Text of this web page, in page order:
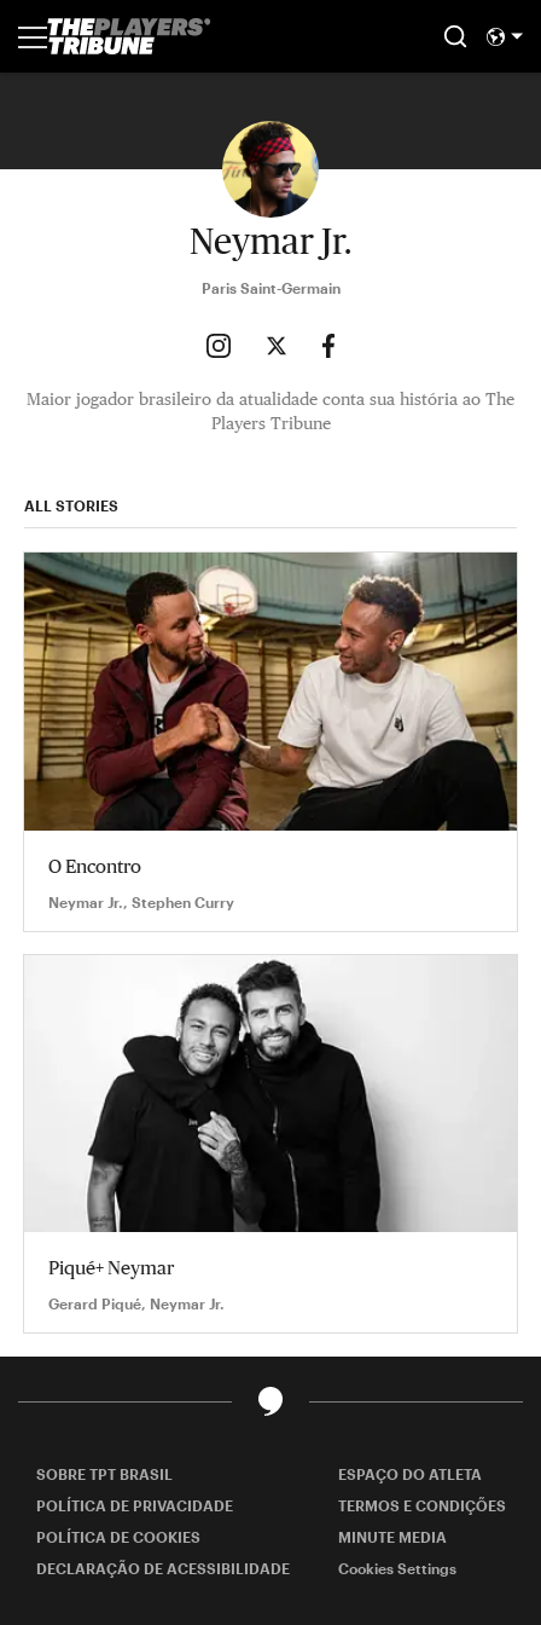
Neymar Jr.
Paris Saint-Germain
Maior jogador brasileiro da atualidade conta sua história ao The
Players Tribune
ALL STORIES
O Encontro
Neymar Jr., Stephen Curry
Piqué+ Neymar
Gerard Piqué, Neymar Jr.
SOBRE TPT BRASIL
ESPAÇO DO ATLETA
POLÍTICA DE PRIVACIDADE
TERMOS E CONDIÇÕES
POLÍTICA DE COOKIES
MINUTE MEDIA
DECLARAÇÃO DE ACESSIBILIDADE
Cookies Settings